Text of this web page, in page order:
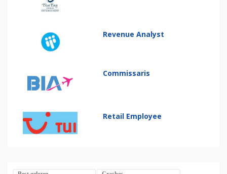
Revenue Analyst
Commissaris
Retail Employee